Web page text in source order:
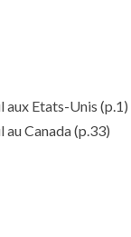
aux Etats-Unis (p.1)
Canada(p.33)